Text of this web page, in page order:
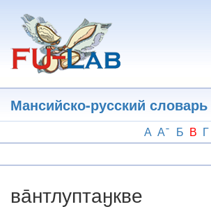
основному
содержанию
Мансийско-русский словарь
А А Б В Г
ва̄нтлуптаӈкве